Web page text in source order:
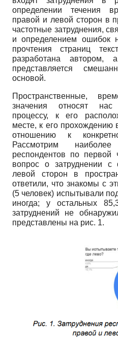
определении течения
правой и левой сторон в
частотные затруднения,
и определением ошибок
прочтения страниц
разработана автором,
представляется
основой.
Пространственные,
значения относят нас
процессу, к его
месте, к его прохождению
отношению к
Рассмотрим
респондентов по первой
вопрос о затруднении с
левой сторон в
ответили, что знакомы с
(5 человек) испытывали
иногда; у остальных
затруднений не
представлены на рис. 1.